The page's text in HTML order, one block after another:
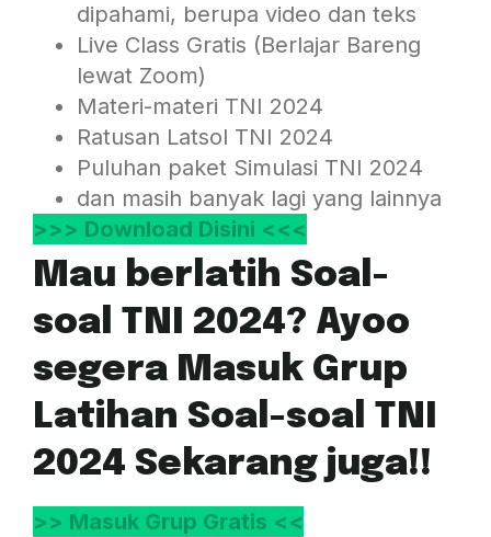
dipahami, berupa video dan teks
Live Class Gratis (Berlajar Bareng
lewat Zoom)
Materi-materi TNI 2024
Ratusan Latsol TNI 2024
Puluhan paket Simulasi TNI 2024
dan masih banyak lagi yang lainnya
>>> Download Disini <<<
Mau berlatih Soal-
soal TNI 2024? Ayoo
segera Masuk Grup
Latihan Soal-soal TNI
2024 Sekarang juga!!
>> Masuk Grup Gratis <<